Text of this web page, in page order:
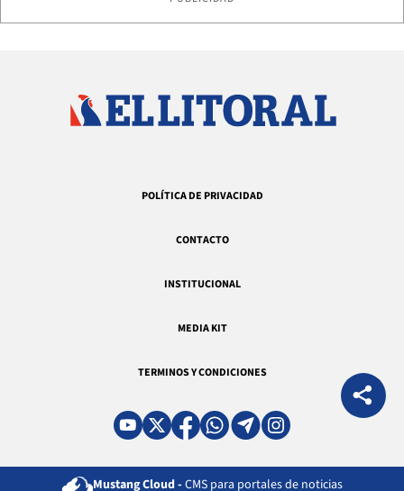
POLÍTICA DE PRIVACIDAD
CONTACTO
INSTITUCIONAL
MEDIA KIT
TERMINOS Y CONDICIONES
Mustang Cloud - CMS para portales de noticias